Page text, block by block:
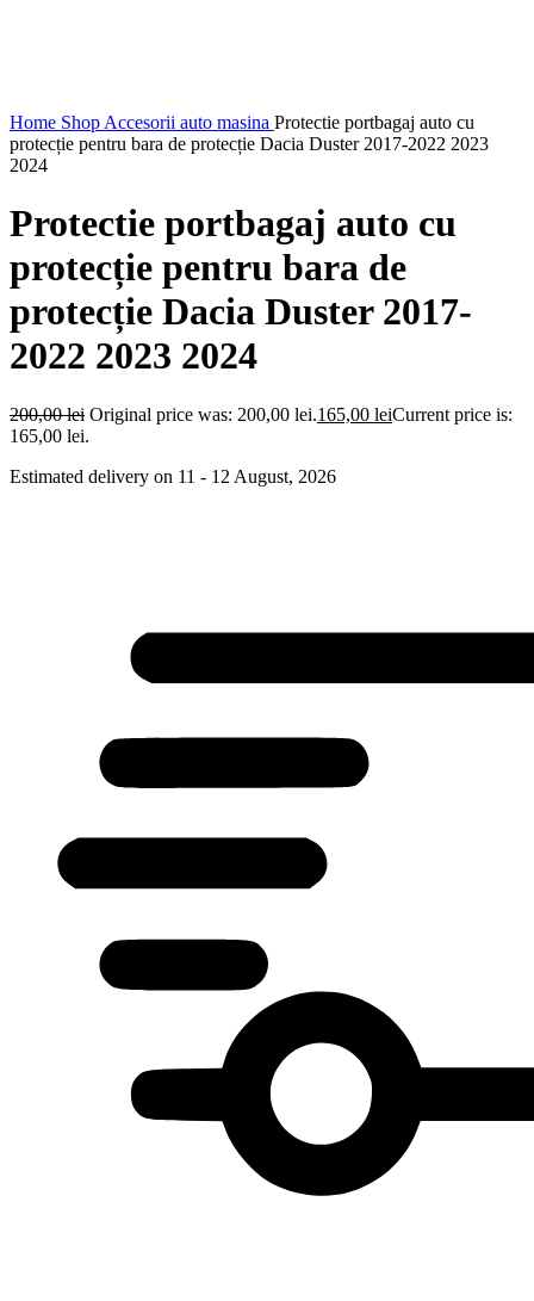
Home Shop Accesorii auto masina Protectie portbagaj auto cu
protecție pentru bara de protecție Dacia Duster 2017-2022 2023
2024
Protectie portbagaj auto cu
protecție pentru bara de
protecție Dacia Duster 2017-
2022 2023 2024
200,00lei Original price was: 200,00 lei.165,00 leiCurrent price is:
165,00 lei.
Estimated delivery on 11 - 12 August, 2026